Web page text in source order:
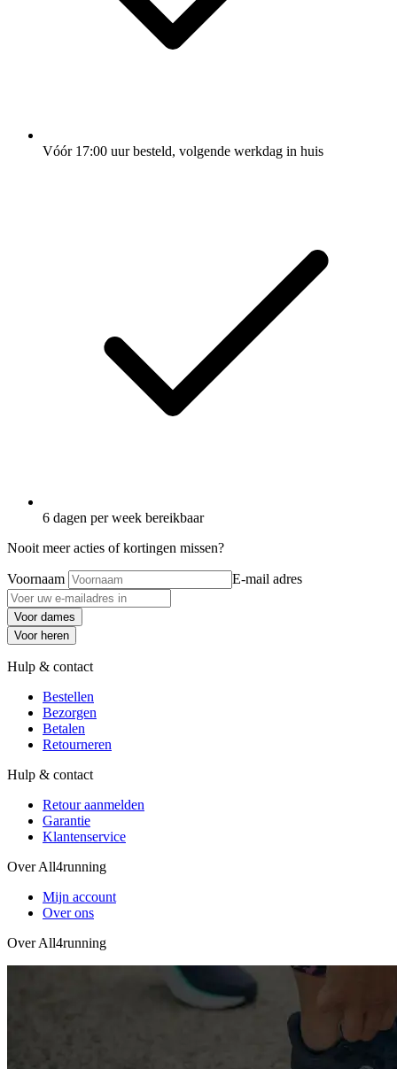
Vóór 17:00 uur besteld, volgende werkdag in huis
6 dagen per week bereikbaar
Nooit meer acties of kortingen missen?
Voornaam E-mail adres
Voor dames
Voor heren
Hulp & contact
Bestellen
Bezorgen
Betalen
Retourneren
Hulp & contact
Retour aanmelden
Garantie
Klantenservice
Over All4running
Mijn account
Over ons
Over All4running